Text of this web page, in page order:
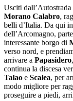
Usciti
Morano Calabro,
belli d’Italia. Da qui
dell’Arcomagno,
interessante borgo di
verso nord, e
arrivare a Papasidero
continua la discesa
Talao e Scalea, per
modo migliore per
proseguire a piedi,